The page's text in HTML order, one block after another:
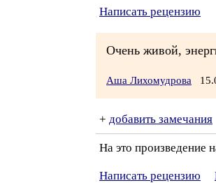
Написать рецензию
Очень живой,
Аша Лихомудрова
+ добавить замечания
На это произведение
Написать рецензию